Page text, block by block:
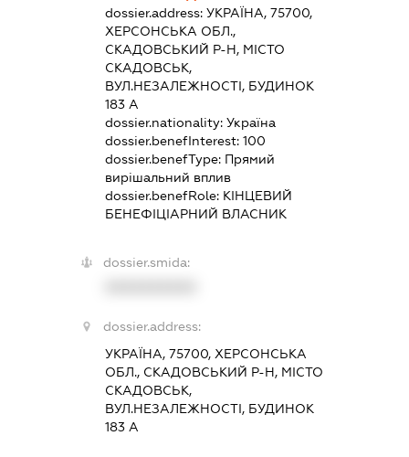
dossier.address:УКРАЇНА, 75700,
ХЕРСОНСЬКА ОБЛ.,
СКАДОВСЬКИЙ Р-Н, МІСТО
СКАДОВСЬК,
ВУЛ.НЕЗАЛЕЖНОСТІ, БУДИНОК
183 А
dossier.nationality:Україна
dossier.benefInterest:100
dossier.benefType: Прямий
вирішальний вплив
dossier.benefRole: КІНЦЕВИЙ
БЕНЕФІЦІАРНИЙ ВЛАСНИК
dossier.smida:
dossier.address:
УКРАЇНА, 75700, ХЕРСОНСЬКА
ОБЛ., СКАДОВСЬКИЙ Р-Н, МІСТО
СКАДОВСЬК,
ВУЛ.НЕЗАЛЕЖНОСТІ, БУДИНОК
183 А